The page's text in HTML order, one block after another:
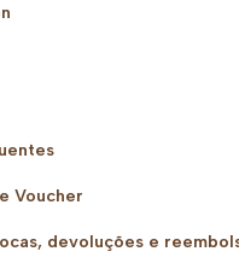
Voucher
devoluções e